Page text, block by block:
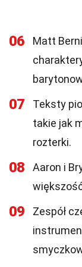
06
Matt
07
Teksty
takie jak
rozterki.
08
Aaron i
09
Zespół